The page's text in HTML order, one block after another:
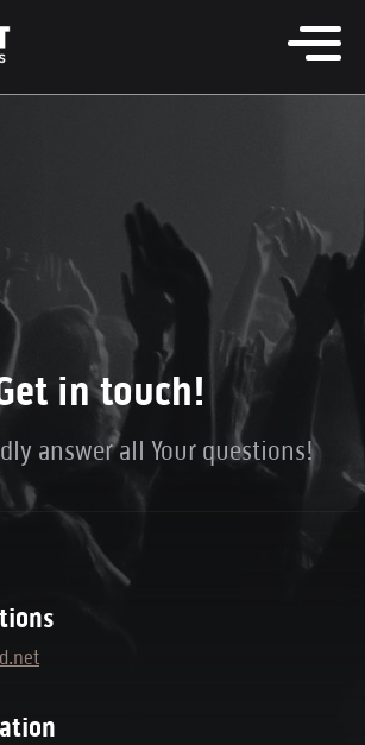
in touch!
answer all Your questions!